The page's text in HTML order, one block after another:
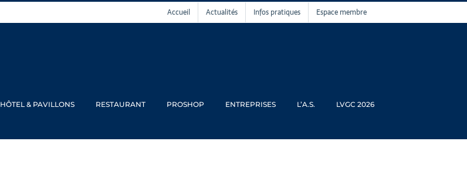
Accueil Actualités Infos pratiques Espace membre
HÔTEL & PAVILLONS RESTAURANT PROSHOP ENTREPRISES L’A.S. LVGC 2026